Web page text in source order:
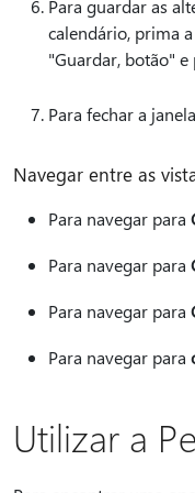
Para guardar as
calendário, prima
"Guardar, botão" e
Para fechar a janela
Navegar entre as
Para navegar para
Para navegar para
Para navegar para
Para navegar para
Utilizar a